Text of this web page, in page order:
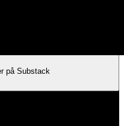
på Substack